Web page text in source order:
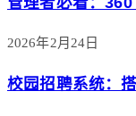
2026年2月24日
校园招聘系统：